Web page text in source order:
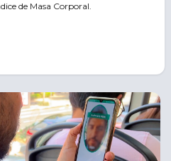
de Masa Corporal.